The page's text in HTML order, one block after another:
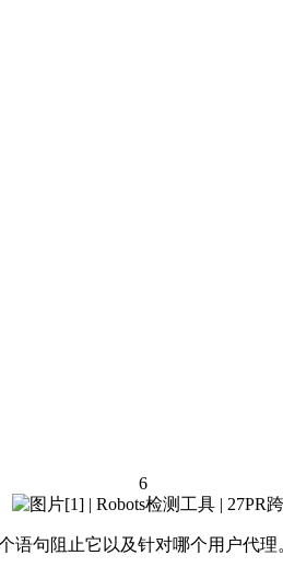
6
句阻止它以及针对哪个用户代理